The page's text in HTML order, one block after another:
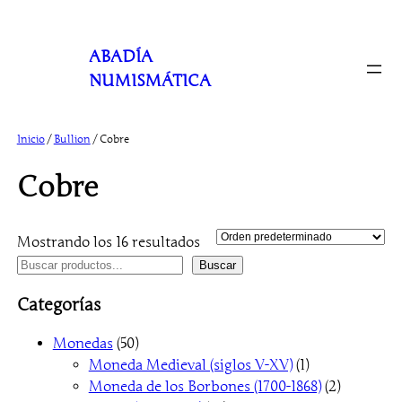
ABADÍA
NUMISMÁTICA
Inicio/Bullion / Cobre
Cobre
Mostrando los 16 resultados
B
s
Buscar
Categorías
Monedas 505
0
p
Moneda Medieval (siglos V-XV) 11
p
Moneda de los Borbones (1700-1868) 22